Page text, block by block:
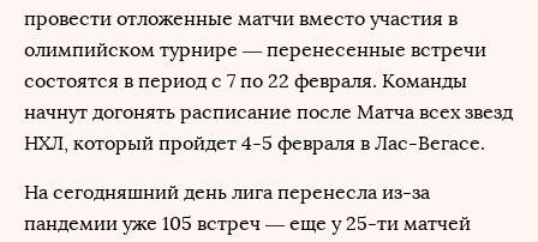
провести отложенные матчи вместо участия в
олимпийском турнире — перенесенные встречи
состоятся в период с 7 по 22 февраля. Команды
начнут догонять расписание после Матча всех звезд
НХЛ, который пройдет 4-5 февраля в Лас-Вегасе.
На сегодняшний день лига перенесла из-за
пандемии уже 105 встреч — еще у 25-ти матчей